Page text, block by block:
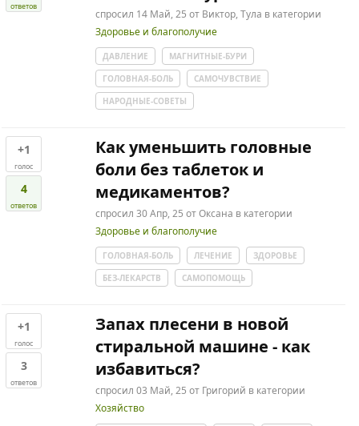
ответов
спросил 14 Май, 25 от Виктор, Тула в категории
Здоровье и благополучие
ДАВЛЕНИЕ
МАГНИТНЫЕ-БУРИ
ГОЛОВНАЯ-БОЛЬ
САМОЧУВСТВИЕ
НАРОДНЫЕ-СОВЕТЫ
+1
голос
4
ответов
Как уменьшить головные
боли без таблеток и
медикаментов?
спросил 30 Апр, 25 отОксана в категории
Здоровье и благополучие
ГОЛОВНАЯ-БОЛЬ ЛЕЧЕНИЕ
ЗДОРОВЬЕ
БЕЗ-ЛЕКАРСТВ
САМОПОМОЩЬ
+1
голос
3
ответов
Запах плесени в новой
стиральной машине - как
избавиться?
спросил 03 Май, 25 от Григорий в категории
Хозяйство